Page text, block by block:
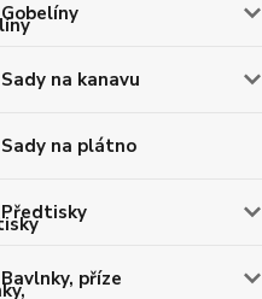
Gobelíny
Sady na kanavu
Sady na plátno
Předtisky
Bavlnky, příze